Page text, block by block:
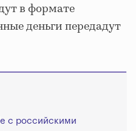
в формате
деньги передадут
с российскими